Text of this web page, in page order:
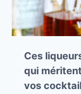
Ces
qui
vos